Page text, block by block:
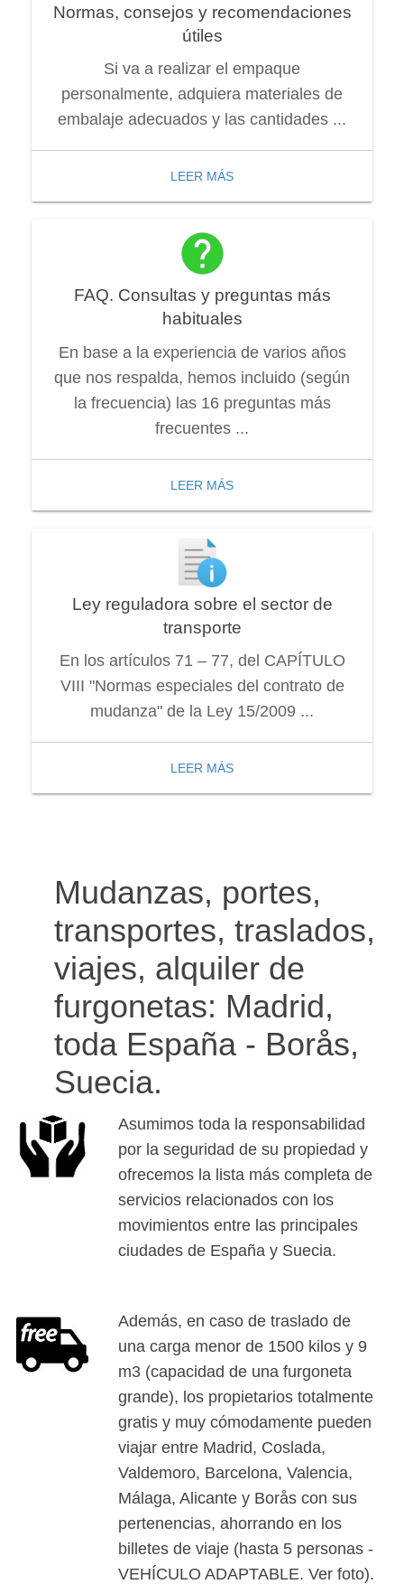
Normas, consejos y recomendaciones
útiles
Si va a realizar el empaque
personalmente, adquiera materiales de
embalaje adecuados y las cantidades ...
LEER MÁS
FAQ. Consultas y preguntas más
habituales
En base a la experiencia de varios años
que nos respalda, hemos incluido (según
la frecuencia) las 16 preguntas más
frecuentes ...
LEER MÁS
Ley reguladora sobre el sector de
transporte
En los artículos 71 – 77, del CAPÍTULO
VIII "Normas especiales del contrato de
mudanza" de la Ley 15/2009 ...
LEER MÁS
Mudanzas, portes,
transportes, traslados,
viajes, alquiler de
furgonetas: Madrid,
toda España - Borås,
Suecia.
Asumimos toda la responsabilidad
por la seguridad de su propiedad y
ofrecemos la lista más completa de
servicios relacionados con los
movimientos entre las principales
ciudades de España y Suecia.
Además, en caso de traslado de
una carga menor de 1500 kilos y 9
m3 (capacidad de una furgoneta
grande), los propietarios totalmente
gratis y muy cómodamente pueden
viajar entre Madrid, Coslada,
Valdemoro, Barcelona, Valencia,
Málaga, Alicante y Borås con sus
pertenencias, ahorrando en los
billetes de viaje (hasta 5 personas -
VEHÍCULO ADAPTABLE. Ver foto).